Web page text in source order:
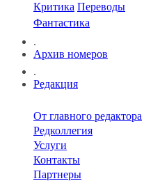
Критика Переводы
Фантастика
.
Архив номеров
.
Редакция
От главного редактора
Редколлегия
Услуги
Контакты
Партнеры